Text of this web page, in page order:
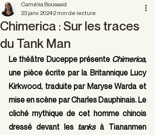
Chimerica : Sur les traces
du Tank Man
Camélia Boussaid
23 janv. 20242 min de lecture
Le théâtre Duceppe présente Chimerica,
une pièce écrite par la Britannique Lucy
Kirkwood, traduite par Maryse Warda et
mise en scène par Charles Dauphinais. Le
cliché mythique de cet homme chinois
dressé devant les tanks à Tiananmen